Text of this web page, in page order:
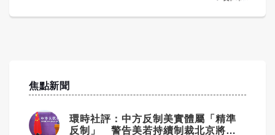
焦點新聞
環時社評：中方反制美實體屬「精準
反制」 警告美若持續制裁北京將採